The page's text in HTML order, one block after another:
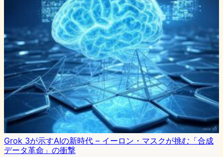
Grok 3が示すAIの新時代 – イーロン・マスクが挑む「合成
データ革命」の衝撃